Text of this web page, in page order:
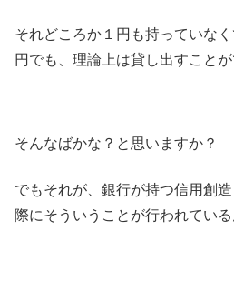
それどころか１円も持っていな
円でも、理論上は貸し出すことが
そんなばかな？と思いますか？
でもそれが、銀行が持つ信用創
際にそういうことが行われている